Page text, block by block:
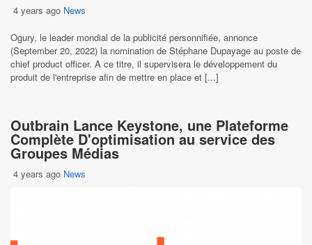
4 years ago News
Ogury, le leader mondial de la publicité personnifiée, annonce
(September 20, 2022) la nomination de Stéphane Dupayage au poste de
chief product officer. A ce titre, il supervisera le développement du
produit de l'entreprise afin de mettre en place et [...]
Outbrain Lance Keystone, une Plateforme
Complète D'optimisation au service des
Groupes Médias
4 years ago News